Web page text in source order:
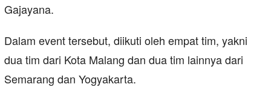
Gajayana.
Dalam event tersebut, diikuti oleh empat tim, yakni
dua tim dari Kota Malang dan dua tim lainnya dari
Semarang dan Yogyakarta.